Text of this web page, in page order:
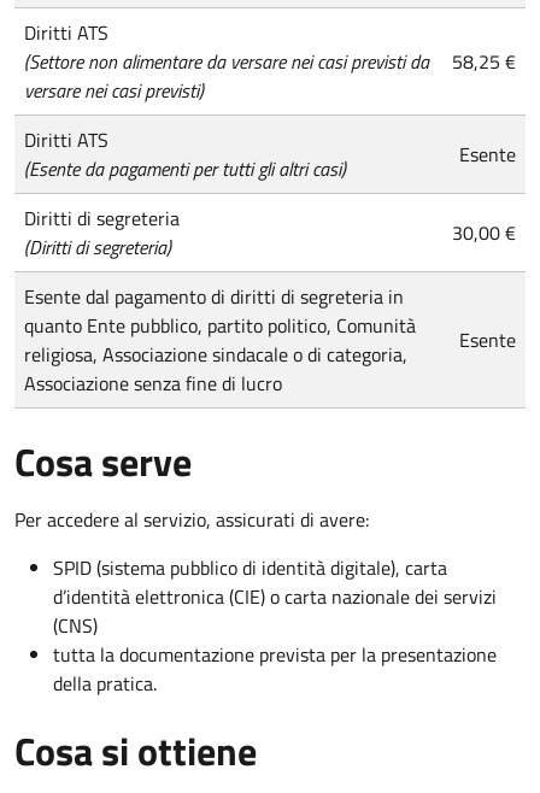
Diritti ATS
(Settore non alimentare da versare nei casi previsti da
versare nei casi previsti)
58,25 €
Diritti ATS
(Esente da pagamenti per tutti gli altri casi)
Esente
Diritti di segreteria
(Diritti di segreteria)
30,00 €
Esente dal pagamento di diritti di segreteria in
quanto Ente pubblico, partito politico, Comunità
religiosa, Associazione sindacale o di categoria,
Associazione senza fine di lucro
Esente
Cosa serve
Per accedere al servizio, assicurati di avere:
SPID (sistema pubblico di identità digitale), carta
d’identità elettronica (CIE) o carta nazionale dei servizi
(CNS)
tutta la documentazione prevista per la presentazione
della pratica.
Cosa si ottiene